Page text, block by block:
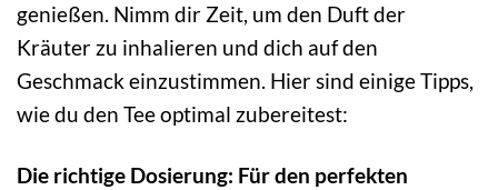
genießen. Nimm dir Zeit, um den Duft der
Kräuter zu inhalieren und dich auf den
Geschmack einzustimmen. Hier sind einige Tipps,
wie du den Tee optimal zubereitest:
Die richtige Dosierung: Für den perfekten